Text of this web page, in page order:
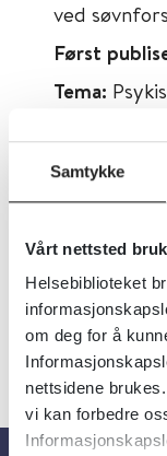
Samtykke
Vårt nettsted
Helsebiblioteket
om deg for å
nettsidene
vi kan forbedre
ved
Først
Tema:
Utgiver:
Språk: